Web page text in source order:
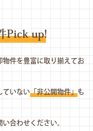
Pick up!
件を豊富に取り揃えてお
ていない「非公開物件」も
合わせください。